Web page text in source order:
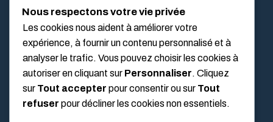
Activités
CONTACT
Mercantour
Nous respectons votre vie privée
Les cookies nous aident à améliorer votre
expérience, à fournir un contenu personnalisé et à
analyser le trafic. Vous pouvez choisir les cookies à
autoriser en cliquant sur Personnaliser. Cliquez
sur Tout accepter pour consentir ou sur Tout
refuser pour décliner les cookies non essentiels.